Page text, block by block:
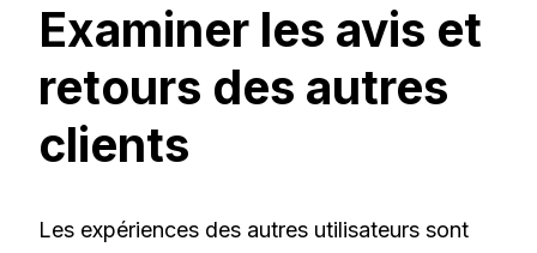
Examiner les avis et
retours des autres
clients
Les expériences des autres utilisateurs sont